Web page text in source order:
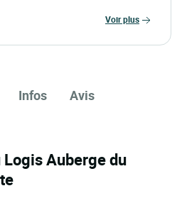
voir plus
Infos Avis
Auberge du